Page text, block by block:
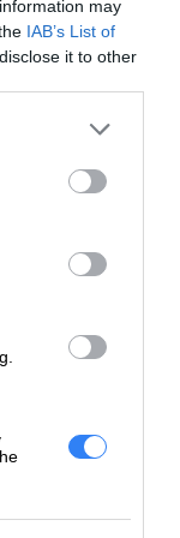
may
IAB’s List of
it to other
stanowi
towaru w